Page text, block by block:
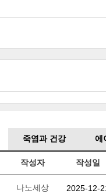
죽염과 건강 에
작성자 작성일
나노세상 2025-12-